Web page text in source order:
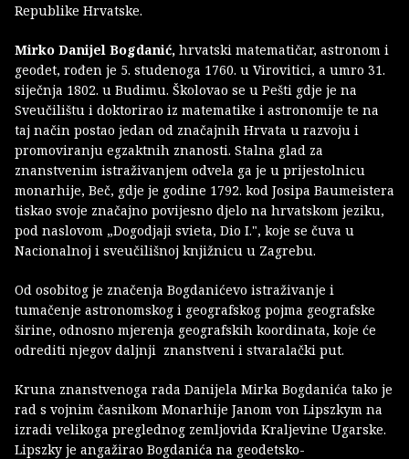
Republike Hrvatske.
Mirko Danijel Bogdanić, hrvatski matematičar, astronom i
geodet, rođen je 5. studenoga 1760. u Virovitici, a umro 31.
siječnja 1802. u Budimu. Školovao se u Pešti gdje je na
Sveučilištu i doktorirao iz matematike i astronomije te na
taj način postao jedan od značajnih Hrvata u razvoju i
promoviranju egzaktnih znanosti. Stalna glad za
znanstvenim istraživanjem odvela ga je u prijestolnicu
monarhije, Beč, gdje je godine 1792. kod Josipa Baumeistera
tiskao svoje značajno povijesno djelo na hrvatskom jeziku,
pod naslovom „Dogodjaji svieta, Dio I.", koje se čuva u
Nacionalnoj i sveučilišnoj knjižnicu u Zagrebu.
Od osobitog je značenja Bogdanićevo istraživanje i
tumačenje astronomskog i geografskog pojma geografske
širine, odnosno mjerenja geografskih koordinata, koje će
odrediti njegov daljnji znanstveni i stvaralački put.
Kruna znanstvenoga rada Danijela Mirka Bogdanića tako je
rad s vojnim časnikom Monarhije Janom von Lipszkym na
izradi velikoga preglednog zemljovida Kraljevine Ugarske.
Lipszky je angažirao Bogdanića na geodetsko-